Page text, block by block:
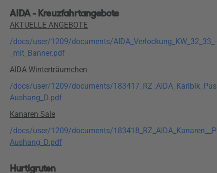
AIDA - Kreuzfahrtangebote
AKTUELLE ANGEBOTE
/docs/user/1209/documents/AIDA_Verlockung_KW_32_33_-
_mit_Banner.pdf
AIDA Winterträumchen
/docs/user/1209/documents/
Aushang_D.pdf
Kanaren Sale
/docs/user/1209/documents/
Aushang_D.pdf
Hurtigruten